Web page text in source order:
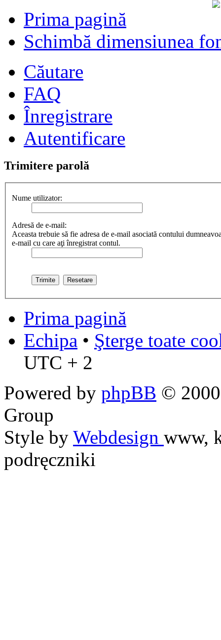
Prima pagină
Schimbă dimensiunea
Căutare
FAQ
Înregistrare
Autentificare
Trimitere parolă
Nume utilizator:
Adresă de e-mail:
Aceasta trebuie să fie adresa de e-mail asociată contului
e-mail cu care aţi înregistrat contul.
Prima pagină
Echipa • Şterge toate
UTC + 2
Powered by phpBB ©
Group
Style by Webdesign www,
podręczniki